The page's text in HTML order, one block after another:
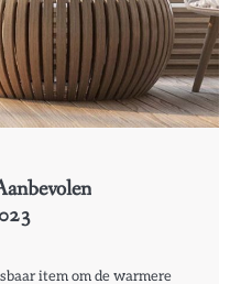
item om de warmere